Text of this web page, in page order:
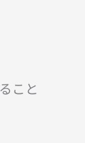
題)
こと